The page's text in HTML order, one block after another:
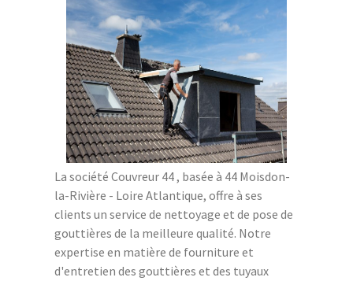
La société Couvreur 44 , basée à 44 Moisdon-
la-Rivière - Loire Atlantique, offre à ses
clients un service de nettoyage et de pose de
gouttières de la meilleure qualité. Notre
expertise en matière de fourniture et
d'entretien des gouttières et des tuyaux